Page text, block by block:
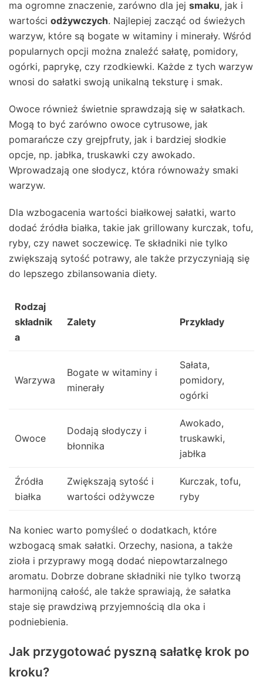
ma ogromne znaczenie, zarówno dla jej smaku, jak i
wartości odżywczych. Najlepiej zacząć od świeżych
warzyw, które są bogate w witaminy i minerały. Wśród
popularnych opcji można znaleźć sałatę, pomidory,
ogórki, paprykę, czy rzodkiewki. Każde z tych warzyw
wnosi do sałatki swoją unikalną teksturę i smak.
Owoce również świetnie sprawdzają się w sałatkach.
Mogą to być zarówno owoce cytrusowe, jak
pomarańcze czy grejpfruty, jak i bardziej słodkie
opcje, np. jabłka, truskawki czy awokado.
Wprowadzają one słodycz, która równoważy smaki
warzyw.
Dla wzbogacenia wartości białkowej sałatki, warto
dodać źródła białka, takie jak grillowany kurczak, tofu,
ryby, czy nawet soczewicę. Te składniki nie tylko
zwiększają sytość potrawy, ale także przyczyniają się
do lepszego zbilansowania diety.
Rodzaj
składnik
a
Zalety Przykłady
Warzywa
Bogate w witaminy i
minerały
Sałata,
pomidory,
ogórki
Owoce
Dodają słodyczy i
błonnika
Awokado,
truskawki,
jabłka
Źródła
białka
Zwiększają sytość i
wartości odżywcze
Kurczak, tofu,
ryby
Na koniec warto pomyśleć o dodatkach, które
wzbogacą smak sałatki. Orzechy, nasiona, a także
zioła i przyprawy mogą dodać niepowtarzalnego
aromatu. Dobrze dobrane składniki nie tylko tworzą
harmonijną całość, ale także sprawiają, że sałatka
staje się prawdziwą przyjemnością dla oka i
podniebienia.
Jak przygotować pyszną sałatkę krok po
kroku?